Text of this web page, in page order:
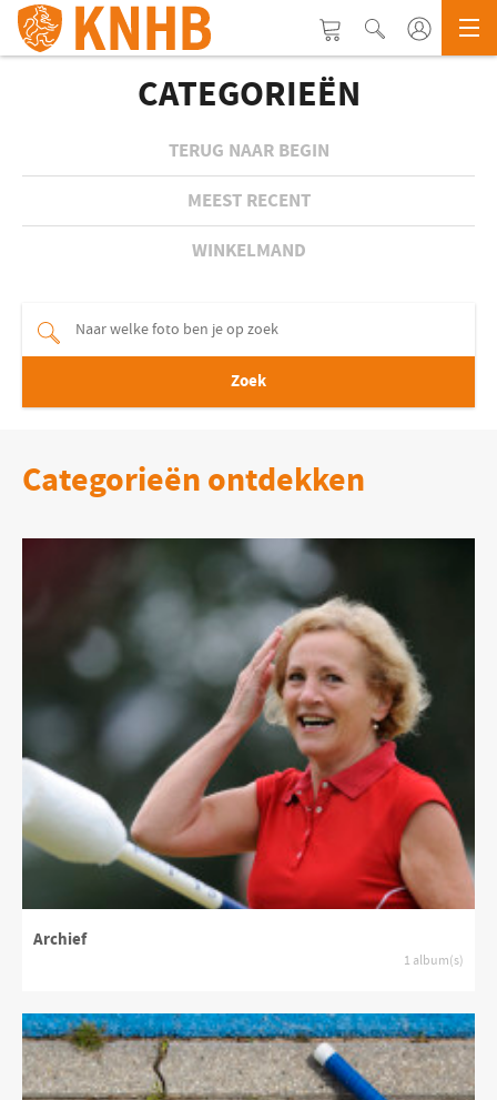
CATEGORIEËN
TERUG NAAR BEGIN
MEEST RECENT
WINKELMAND
Zoek
Categorieën ontdekken
Archief
1 album(s)